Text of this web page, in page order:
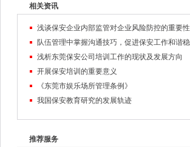
相关资讯
浅谈保安企业内部监管对企业风险防控的重要性
浅析东莞保安公司培训工作的现状及发展方向
开展保安培训的重要意义
《东莞市娱乐场所管理条例》
我国保安教育研究的发展轨迹
推荐服务